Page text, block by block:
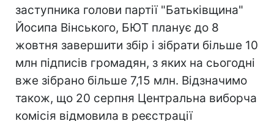
заступника голови партії "Батьківщина"
Йосипа Вінського, БЮТ планує до 8
жовтня завершити збір і зібрати більше 10
млн підписів громадян, з яких на сьогодні
вже зібрано більше 7,15 млн. Відзначимо
також, що 20 серпня Центральна виборча
комісія відмовила в реєстрації